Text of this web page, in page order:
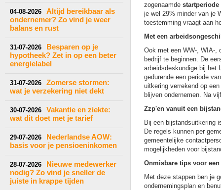
04-08-2026
Altijd bereikbaar als
ondernemer? Zo vind je weer
balans en rust
31-07-2026
Besparen op je
hypotheek? Zet in op een beter
energielabel
31-07-2026
Zomerse stormen:
wat je verzekering niet dekt
30-07-2026
Vakantie en ziekte:
wat dit doet met je tarief
29-07-2026
Nederlandse AOW:
basis voor je pensioeninkomen
28-07-2026
Nieuwe medewerker
nodig? Zo vind je sneller de
juiste in krappe tijden
zogenaamde startperiode
je wel 29% minder van je
toestemming vraagt aan
Met een
Ook met een WW-, WIA-,
bedrijf te beginnen. De
arbeidsdeskundige bij het
gedurende een periode
uitkering verrekend op
blijven ondernemen. Na
Zzp'en vanuit een
Bij een bijstandsuitkering
De regels kunnen per
gemeentelijke
mogelijkheden voor
Onmisbare tips voor een
Met deze stappen ben je
ondernemingsplan en